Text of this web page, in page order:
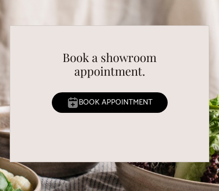
Book a showroom
appointment.
BOOK APPOINTMENT